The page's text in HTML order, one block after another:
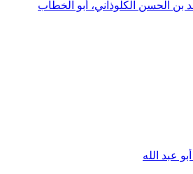
بن الحسن الكلوذاني، أبو الخطاب
عبد الله